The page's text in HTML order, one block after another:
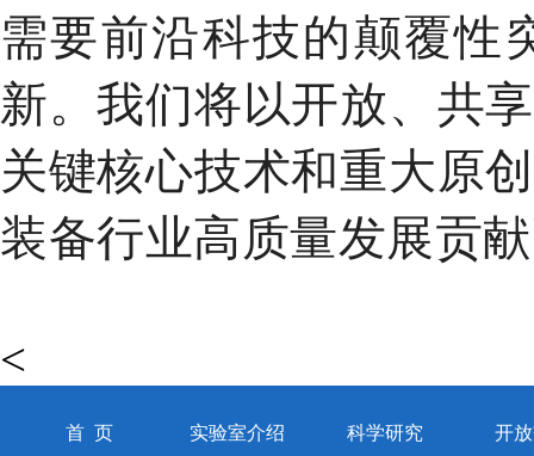
需要前沿科技的颠覆性
新。我们将以开放、共
关键核心技术和重大原
装备行业高质量发展贡
<
首 页 实验室介绍 科学研究 开